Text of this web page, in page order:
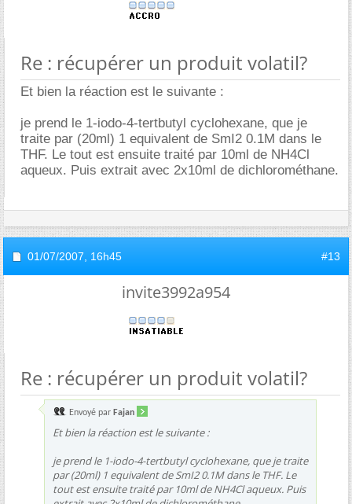
Re : récupérer un produit volatil?
Et bien la réaction est le suivante :
je prend le 1-iodo-4-tertbutyl cyclohexane, que je
traite par (20ml) 1 equivalent de SmI2 0.1M dans le
THF. Le tout est ensuite traité par 10ml de NH4Cl
aqueux. Puis extrait avec 2x10ml de dichlorométhane.
01/07/2007, 16h45 #13
invite3992a954
Re : récupérer un produit volatil?
Envoyé par Fajan
Et bien la réaction est le suivante :
je prend le 1-iodo-4-tertbutyl cyclohexane, que je traite
par (20ml) 1 equivalent de SmI2 0.1M dans le THF. Le
tout est ensuite traité par 10ml de NH4Cl aqueux. Puis